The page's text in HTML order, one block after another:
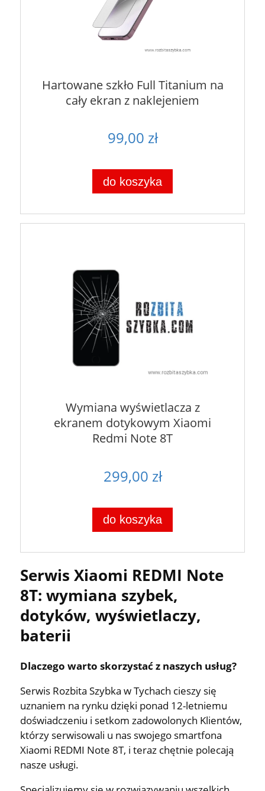
Hartowane szkło Full Titanium na
cały ekran z naklejeniem
99,00 zł
do koszyka
Wymiana wyświetlacza z
ekranem dotykowym Xiaomi
Redmi Note 8T
299,00 zł
do koszyka
Serwis Xiaomi REDMI Note
8T: wymiana szybek,
dotyków, wyświetlaczy,
baterii
Dlaczego warto skorzystać z naszych usług?
Serwis Rozbita Szybka w Tychach cieszy się
uznaniem na rynku dzięki ponad 12-letniemu
doświadczeniu i setkom zadowolonych Klientów,
którzy serwisowali u nas swojego smartfona
Xiaomi REDMI Note 8T, i teraz chętnie polecają
nasze usługi.